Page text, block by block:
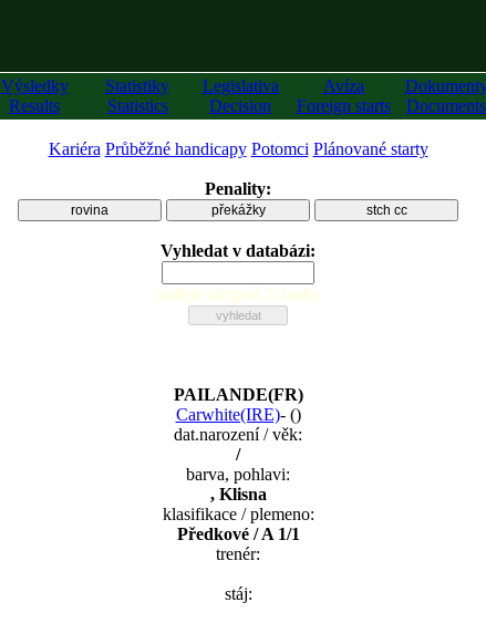
Výsledky
Results
Statistiky
Statistics
Legislativa
Decision
Avíza
Foreign starts
Documents
Kariéra Průběžné handicapy Potomci Plánované starty
Penality:
rovina překážky stch cc
Vyhledat v databázi:
zadejte alespoň 2 znaky
PAILANDE(FR)
Carwhite(IRE)-()
dat.narození / věk:
/
barva, pohlavi:
, Klisna
klasifikace / plemeno:
Předkové / A 1/1
trenér:
stáj: